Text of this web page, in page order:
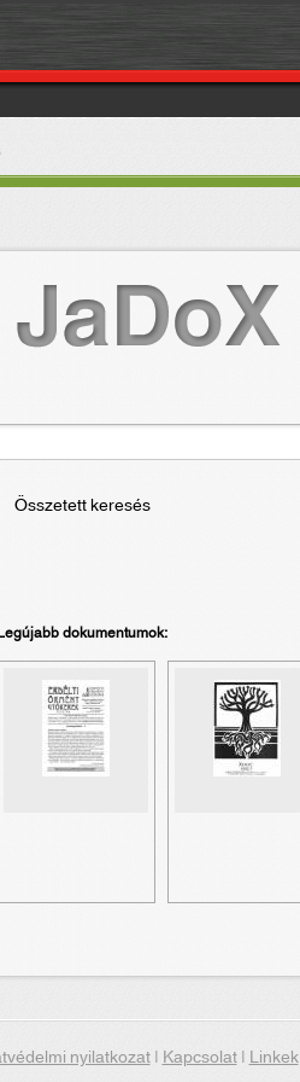
Összetett keresés
dokumentumok:
nyilatkozat|Kapcsolat|Linkek